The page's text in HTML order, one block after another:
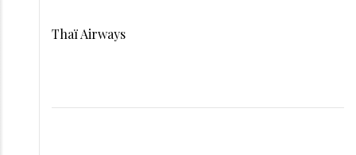
Thaï Airways